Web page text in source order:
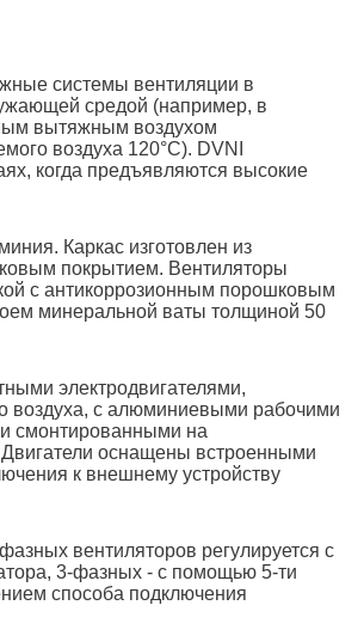
системы вентиляции в
средой (например, в
вытяжным воздухом
воздуха 120°С). DVNI
когда предъявляются высокие
Каркас изготовлен из
покрытием. Вентиляторы
с антикоррозионным порошковым
минеральной ваты толщиной 50
электродвигателями,
воздуха, с алюминиевыми рабочими
смонтированными на
оснащены встроенными
к внешнему устройству
вентиляторов регулируется с
3-фазных - с помощью 5-ти
способа подключения